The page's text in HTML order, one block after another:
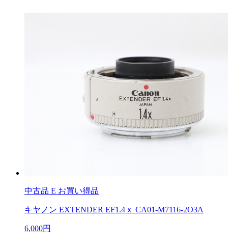
中古品 E お買い得品
キヤノン EXTENDER EF1.4ｘ CA01-M7116-2O3A
6,000円